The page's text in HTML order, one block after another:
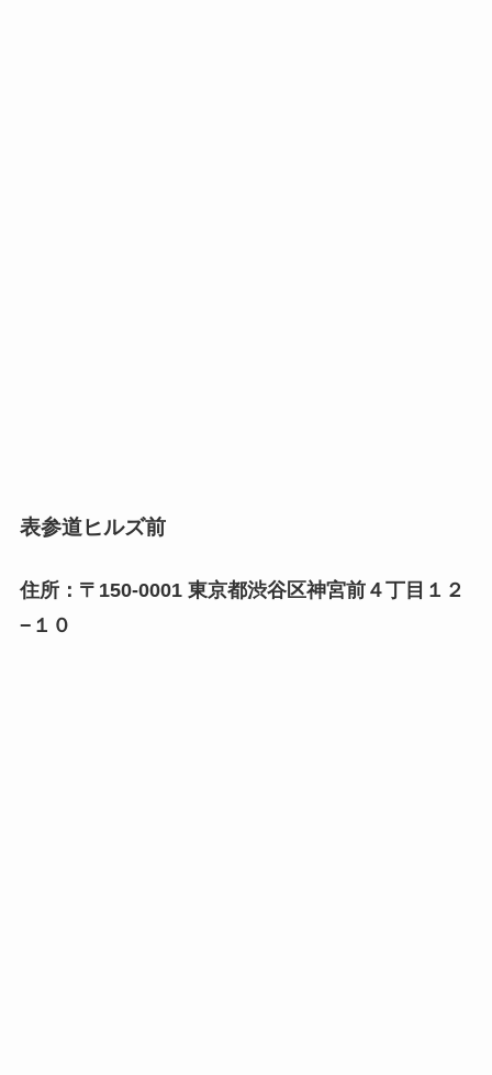
表参道ヒルズ前
住所：〒150-0001 東京都渋谷区神宮前４丁目１２
−１０